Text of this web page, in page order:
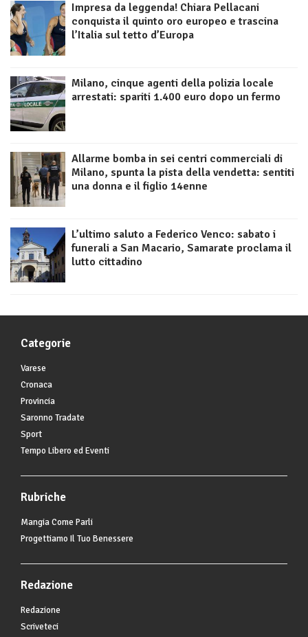
Impresa da leggenda! Chiara Pellacani
conquista il quinto oro europeo e trascina
l’Italia sul tetto d’Europa
Milano, cinque agenti della polizia locale
arrestati: spariti 1.400 euro dopo un fermo
Allarme bomba in sei centri commerciali di
Milano, spunta la pista della vendetta: sentiti
una donna e il figlio 14enne
L’ultimo saluto a Federico Venco: sabato i
funerali a San Macario, Samarate proclama il
lutto cittadino
Categorie
Varese
Cronaca
Provincia
Saronno Tradate
Sport
Tempo Libero ed Eventi
Rubriche
Mangia Come Parli
Progettiamo Il Tuo Benessere
Redazione
Redazione
Scriveteci